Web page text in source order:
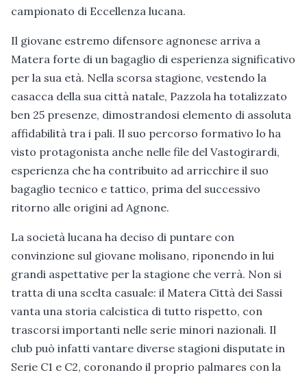
campionato di Eccellenza lucana.
Il giovane estremo difensore agnonese arriva a
Matera forte di un bagaglio di esperienza significativo
per la sua età. Nella scorsa stagione, vestendo la
casacca della sua città natale, Pazzola ha totalizzato
ben 25 presenze, dimostrandosi elemento di assoluta
affidabilità tra i pali. Il suo percorso formativo lo ha
visto protagonista anche nelle file del Vastogirardi,
esperienza che ha contribuito ad arricchire il suo
bagaglio tecnico e tattico, prima del successivo
ritorno alle origini ad Agnone.
La società lucana ha deciso di puntare con
convinzione sul giovane molisano, riponendo in lui
grandi aspettative per la stagione che verrà. Non si
tratta di una scelta casuale: il Matera Città dei Sassi
vanta una storia calcistica di tutto rispetto, con
trascorsi importanti nelle serie minori nazionali. Il
club può infatti vantare diverse stagioni disputate in
Serie C1 e C2, coronando il proprio palmares con la